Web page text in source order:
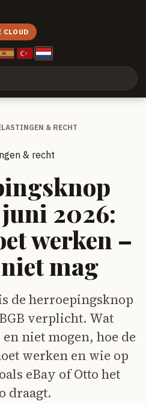
CLOUD
& RECHT
& recht
2026:
werken –
mag
de herroepingsknop
verplicht. Wat
niet mogen, hoe de
werken en wie op
eBay of Otto het
draagt.